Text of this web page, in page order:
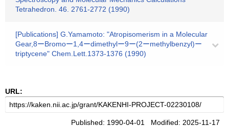
Tetrahedron. 46. 2761-2772 (1990)
[Publications] G.Yamamoto: "Atropisomerism in a Molecular
Gear,8ーBromoー1,4ーdimethylー9ー(2ーmethylbenzyl)ー
triptycene" Chem.Lett.1373-1376 (1990)
URL:
Published: 1990-04-01 Modified: 2025-11-17